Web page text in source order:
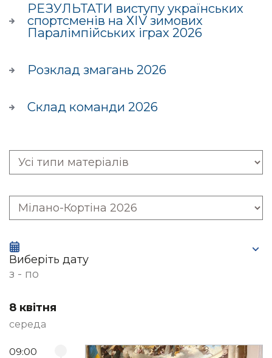
РЕЗУЛЬТАТИ виступу українських
спортсменів на ХІV зимових
Паралімпійських іграх 2026
Розклад змагань 2026
Склад команди 2026
Виберіть дату
з - по
8 квітня
середа
09:00